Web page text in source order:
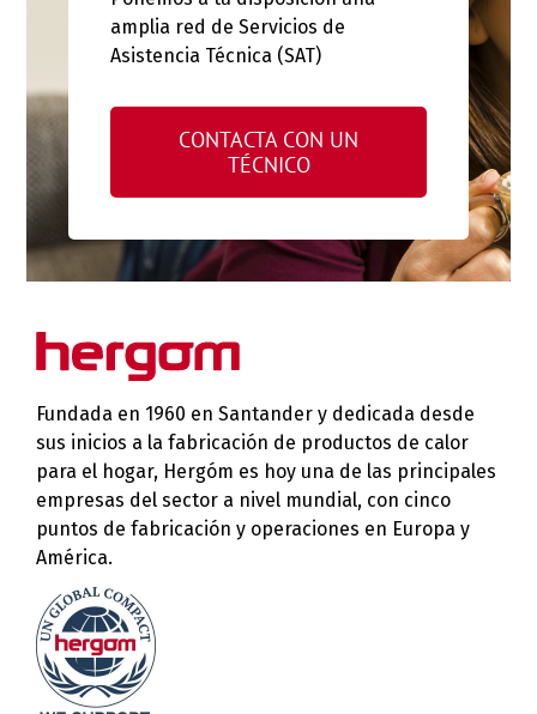
amplia red de Servicios de
Asistencia Técnica (SAT)
CONTACTA CON UN
TÉCNICO
Fundada en 1960 en Santander y dedicada desde
sus inicios a la fabricación de productos de calor
para el hogar, Hergóm es hoy una de las principales
empresas del sector a nivel mundial, con cinco
puntos de fabricación y operaciones en Europa y
América.